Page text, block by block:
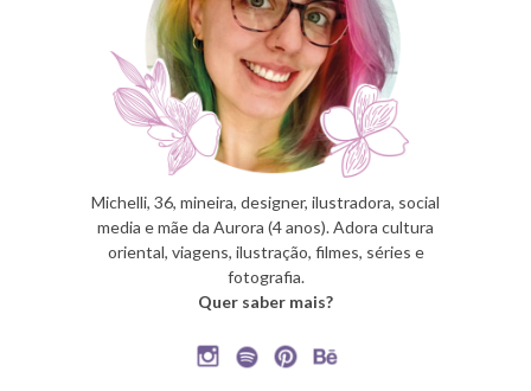
Michelli, 36, mineira, designer, ilustradora, social
media e mãe da Aurora (4 anos). Adora cultura
oriental, viagens, ilustração, filmes, séries e
fotografia.
Quer saber mais?